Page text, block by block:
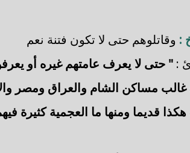
: وقاتلوهم حتى لا تكون فتنة نعم
: " حتى لا يعرف عامتهم غيره أو
غالب مساكن الشام والعراق ومصر
قديما ومنها ما العجمية كثيرة